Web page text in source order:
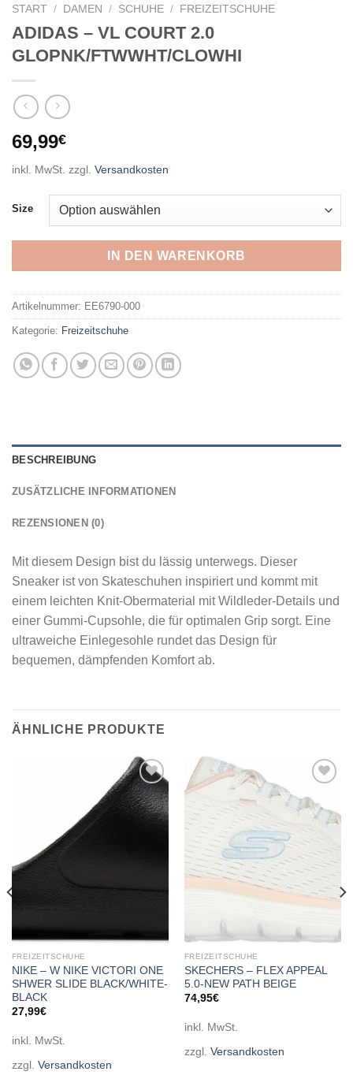
START / DAMEN / SCHUHE / FREIZEITSCHUHE
ADIDAS – VL COURT 2.0
GLOPNK/FTWWHT/CLOWHI
69,99€
inkl. MwSt. zzgl. Versandkosten
Size
IN DEN WARENKORB
Artikelnummer: EE6790-000
Kategorie: Freizeitschuhe
BESCHREIBUNG
ZUSÄTZLICHE INFORMATIONEN
REZENSIONEN (0)
Mit diesem Design bist du lässig unterwegs. Dieser
Sneaker ist von Skateschuhen inspiriert und kommt mit
einem leichten Knit-Obermaterial mit Wildleder-Details und
einer Gummi-Cupsohle, die für optimalen Grip sorgt. Eine
ultraweiche Einlegesohle rundet das Design für
bequemen, dämpfenden Komfort ab.
ÄHNLICHE PRODUKTE
Add to
wishlist
FREIZEITSCHUHE
NIKE – W NIKE VICTORI ONE
SHWER SLIDE BLACK/WHITE-
BLACK
27,99€
inkl. MwSt.
zzgl. Versandkosten
Add to
wishlist
FREIZEITSCHUHE
SKECHERS – FLEX APPEAL
5.0-NEW PATH BEIGE
74,95€
inkl. MwSt.
zzgl. Versandkosten